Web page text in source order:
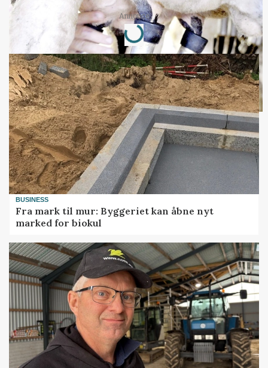
Annonce
Loading...
BUSINESS
Fra mark til mur: Byggeriet kan åbne nyt
marked for biokul